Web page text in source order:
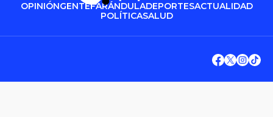
OPINIÓNGENTEFARÁNDULADEPORTESACTUALIDAD
POLÍTICASALUD